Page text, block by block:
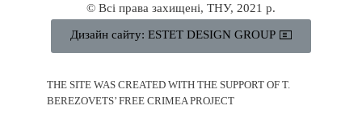
© Всі права захищені, ТНУ, 2021 р.
Дизайн сайту: ESTET DESIGN GROUP
THE SITE WAS CREATED WITH THE SUPPORT OF T.
BEREZOVETS’ FREE CRIMEA PROJECT